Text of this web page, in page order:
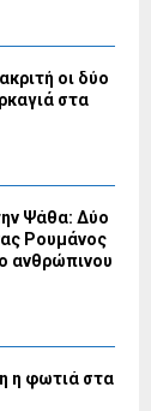
οι δύο
στα
Ψάθα: Δύο
Ρουμάνος
ανθρώπινου
η φωτιά στα